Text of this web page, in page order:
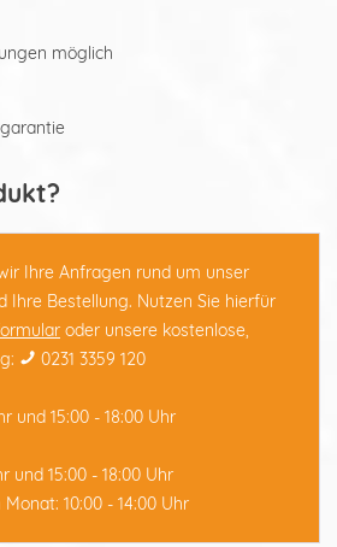
möglich
Ihre Anfragen rund um unser
Ihre Bestellung. Nutzen Sie hierfür
oder unsere kostenlose,
0231 3359 120
und 15:00 - 18:00 Uhr
und 15:00 - 18:00 Uhr
10:00 - 14:00 Uhr